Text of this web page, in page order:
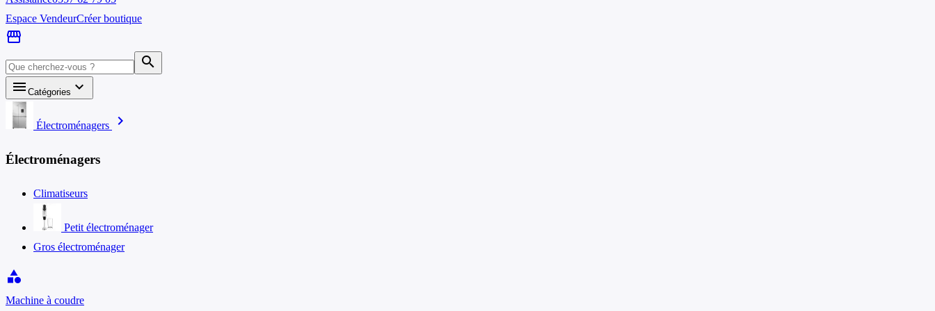
Espace VendeurCréer boutique
storefront
search
menu Catégories keyboard_arrow_down
Électroménagers chevron_right
Électroménagers
Climatiseurs
Petit électroménager
Gros électroménager
category
Machine à coudre